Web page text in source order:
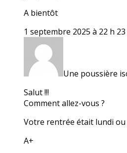
A bientôt
1 septembre 2025 à 22 h
Une poussière
Salut !!!
Comment allez-vous ?
Votre rentrée était lundi ou
A+